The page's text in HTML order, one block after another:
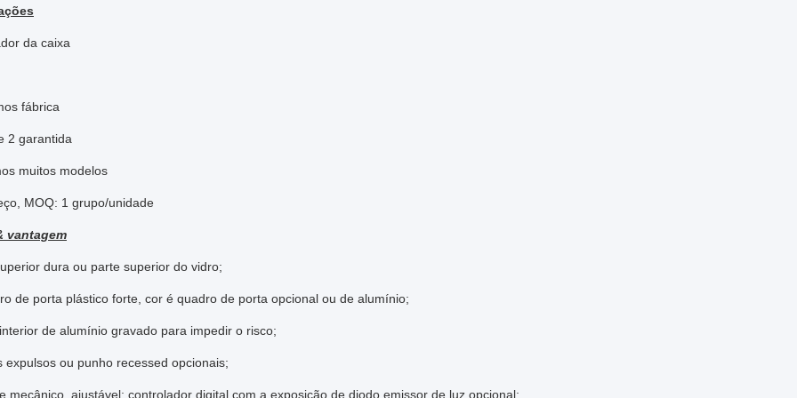
da caixa
fábrica
2 garantida
muitos modelos
MOQ: 1 grupo/unidade
vantagem
dura ou parte superior do vidro;
de porta plástico forte, cor é quadro de porta opcional ou de alumínio;
de alumínio gravado para impedir o risco;
expulsos ou punho recessed opcionais;
mecânico, ajustável; controlador digital com a exposição de diodo emissor de luz opcional;